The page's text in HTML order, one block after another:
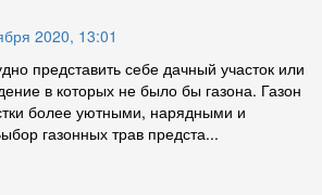
2020, 13:01
представить себе дачный участок или
в которых не было бы газона. Газон
более уютными, нарядными и
газонных трав предста...